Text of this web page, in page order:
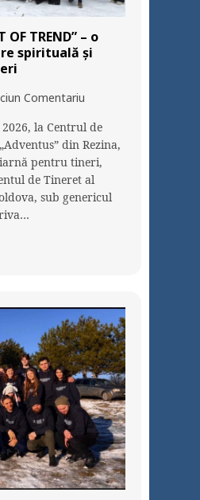
TREND” – o
spirituală și
Comentariu
la Centrul de
din Rezina,
pentru tineri,
de Tineret al
sub genericul